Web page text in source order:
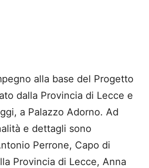
alla base del Progetto
dalla Provincia di Lecce e
a Palazzo Adorno. Ad
e dettagli sono
Perrone, Capo di
Provincia di Lecce, Anna